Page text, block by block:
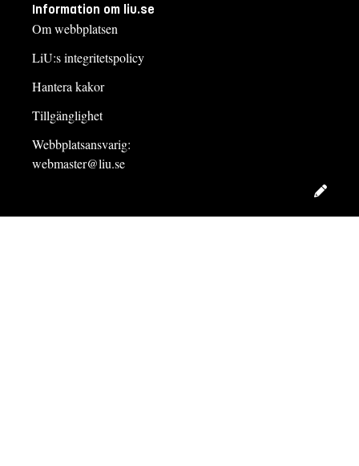
Information om liu.se
Om webbplatsen
LiU:s integritetspolicy
Hantera kakor
Tillgänglighet
Webbplatsansvarig:
webmaster@liu.se